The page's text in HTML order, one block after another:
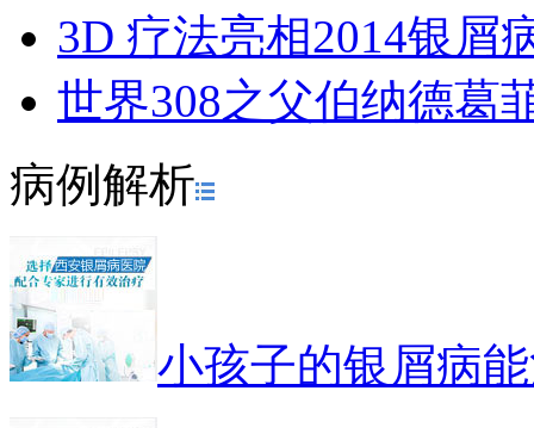
3D 疗法亮相2014银屑
世界308之父伯纳德葛
病例解析
小孩子的银屑病